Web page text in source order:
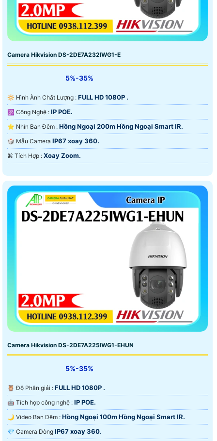
Camera Hikvision DS-2DE7A232IWG1-E
5%-35%
🔆 Hình Ành Chất Lượng : FULL HD 1080P .
🕉️ Công Nghệ : IP POE.
⭐ Nhìn Ban Đêm : Hồng Ngoại 200m Hồng Ngoại Smart IR.
🎲 Mẫu Camera IP67 xoay 360.
️⌘ Tích Hợp : Xoay Zoom.
Camera Hikvision DS-2DE7A225IWG1-EHUN
5%-35%
🦉 Độ Phân giải : FULL HD 1080P .
🤖️ Tích hợp công nghệ : IP POE.
🌙 Video Ban Đêm : Hồng Ngoại 100m Hồng Ngoại Smart IR.
💎 Camera Dòng IP67 xoay 360.